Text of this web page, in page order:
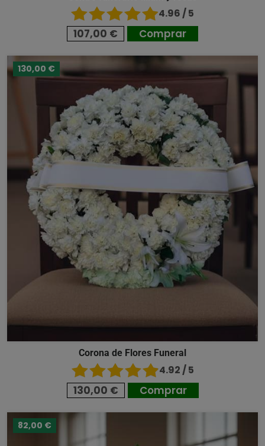
4.96 / 5
107,00 € Comprar
130,00 €
Corona de Flores Funeral
4.92 / 5
130,00 € Comprar
82,00 €